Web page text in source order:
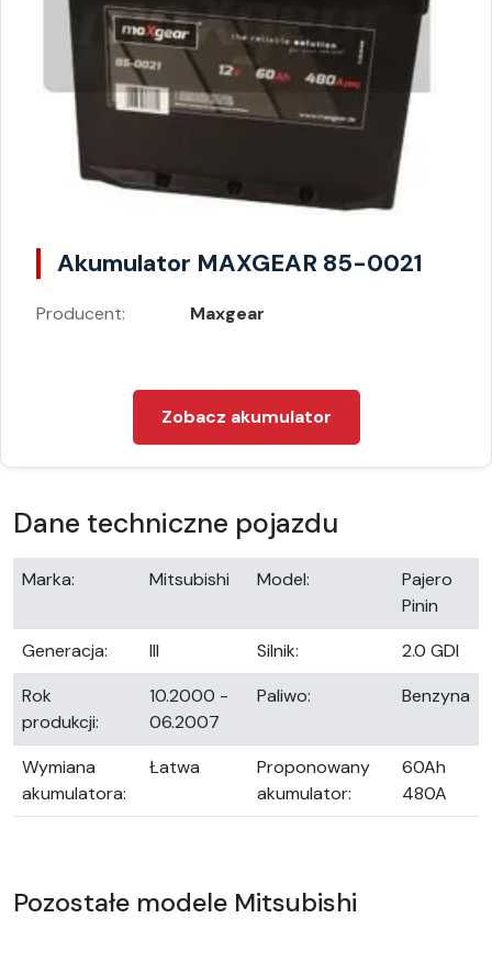
Akumulator MAXGEAR 85-0021
Producent: Maxgear
Zobacz akumulator
Dane techniczne pojazdu
Marka: Mitsubishi Model:
Pajero
Pinin
Generacja:
III Silnik:
2.0 GDI
Rok
produkcji:
10.2000 -
06.2007
Paliwo: Benzyna
Wymiana
akumulatora:
Łatwa
Proponowany
akumulator:
60Ah
480A
Pozostałe modele Mitsubishi